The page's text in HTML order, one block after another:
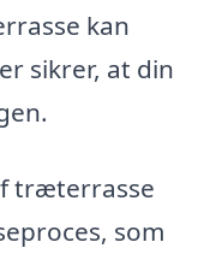
kan
sikrer, at din
træterrasse
som